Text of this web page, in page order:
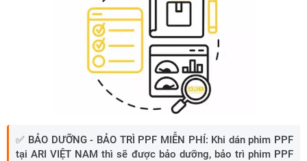
✅ BẢO DƯỠNG - BẢO TRÌ PPF MIỄN PHÍ: Khi dán phim PPF
tại ARI VIỆT NAM thì sẽ được bảo dưỡng, bảo trì phim PPF